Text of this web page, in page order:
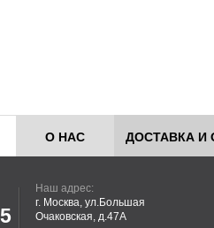
О НАС ДОСТАВКА И
Наш адрес:
г. Москва, ул.Большая
Очаковская, д.47А